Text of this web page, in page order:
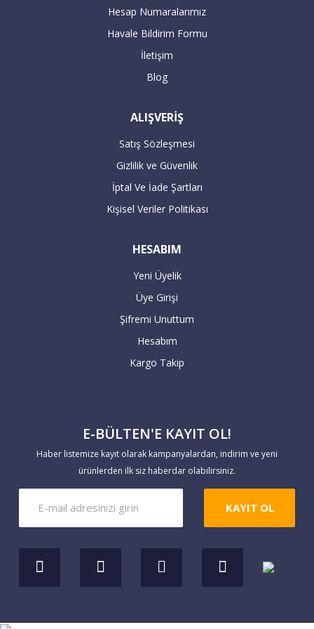
Servis yetkilileri sizden randevu alarak
siparişleriniz takip eden bir sonraki gün
kargolanmaktadır.
Havale / EFT ile yapacağınız alışverişlerde,
geçmesiyle teslimat süresi başlar. 7 iş
günü içerisinde hesaba geçmeyen havale
siparişleriniz geçersiz sayılır.
Yaptığınız ödemeleri
https://www.markaevim.com/hesabim/
bildirim linkinden bize iletebilirsiniz.
Hesap Numaralarımız
Havale Bildirim Formu
İletişim
Blog
ALIŞVERİŞ
Satış Sözleşmesi
Gizlilik ve Güvenlik
İptal Ve İade Şartları
Kişisel Veriler Politikası
HESABIM
Yeni Üyelik
Üye Girişi
Şifremi Unuttum
Hesabım
Kargo Takip
E-BÜLTEN'E KAYIT OL!
Haber listemize kayıt olarak kampanyalardan, indirim ve yeni
ürünlerden ilk siz haberdar olabilirsiniz.
KAYIT OL